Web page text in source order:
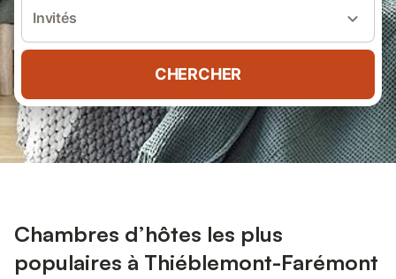
Invités
CHERCHER
Chambres d’hôtes les plus
populaires à Thiéblemont-Farémont